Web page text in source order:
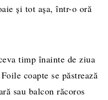
și tot așa, într-o oră
timp înainte de ziua
coapte se păstrează
sau balcon răcoros